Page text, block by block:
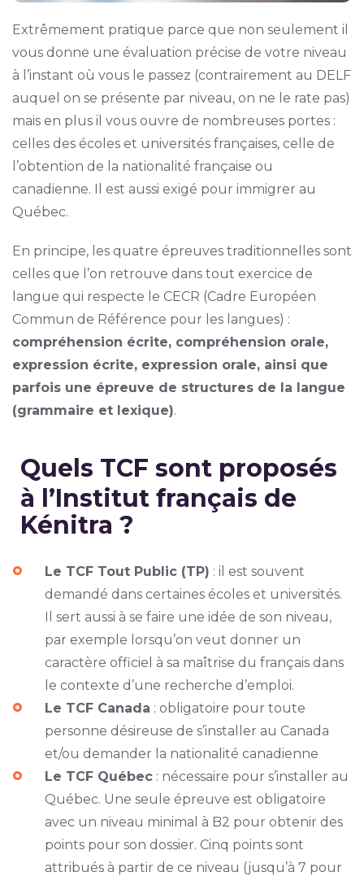
Extrêmement pratique parce que non seulement il
vous donne une évaluation précise de votre niveau
à l’instant où vous le passez (contrairement au DELF
auquel on se présente par niveau, on ne le rate pas)
mais en plus il vous ouvre de nombreuses portes :
celles des écoles et universités françaises, celle de
l’obtention de la nationalité française ou
canadienne. Il est aussi exigé pour immigrer au
Québec.
En principe, les quatre épreuves traditionnelles sont
celles que l’on retrouve dans tout exercice de
langue qui respecte le CECR (Cadre Européen
Commun de Référence pour les langues) :
compréhension écrite, compréhension orale,
expression écrite, expression orale, ainsi que
parfois une épreuve de structures de la langue
(grammaire et lexique).
Quels TCF sont proposés
à l’Institut français de
Kénitra ?
Le TCF Tout Public (TP) : il est souvent
demandé dans certaines écoles et universités.
Il sert aussi à se faire une idée de son niveau,
par exemple lorsqu’on veut donner un
caractère officiel à sa maîtrise du français dans
le contexte d’une recherche d’emploi.
Le TCF Canada : obligatoire pour toute
personne désireuse de s’installer au Canada
et/ou demander la nationalité canadienne
Le TCF Québec : nécessaire pour s’installer au
Québec. Une seule épreuve est obligatoire
avec un niveau minimal à B2 pour obtenir des
points pour son dossier. Cinq points sont
attribués à partir de ce niveau (jusqu’à 7 pour